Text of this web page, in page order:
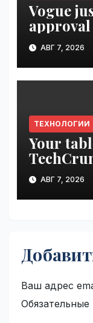
Vogue
approval
АВГ 7, 2026
ТЕХНОЛОГИИ
Your
be seen
АВГ 7, 2026
Ваш адрес